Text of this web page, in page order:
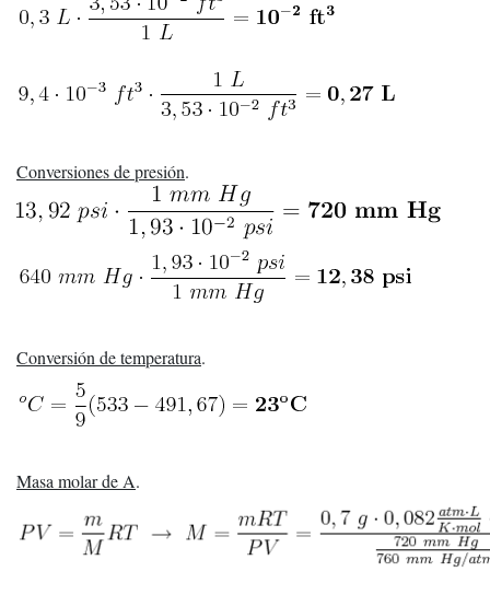
Conversiones de presión.
Conversión de temperatura.
Masa molar de A.